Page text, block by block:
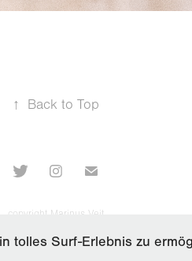
↑ Back to Top
copyright Marinus Veit
tolles Surf-Erlebnis zu